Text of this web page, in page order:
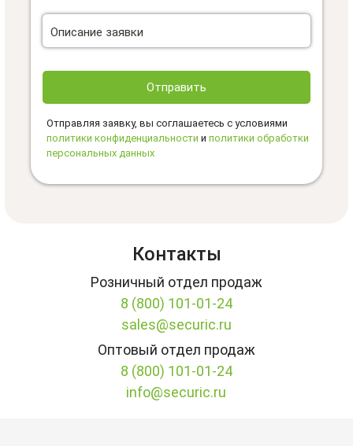
Описание заявки
Отправить
Отправляя заявку, вы соглашаетесь с условиями
политики конфиденциальности и политики обработки
персональных данных
Контакты
Розничный отдел продаж
8 (800) 101-01-24
sales@securic.ru
Оптовый отдел продаж
8 (800) 101-01-24
info@securic.ru